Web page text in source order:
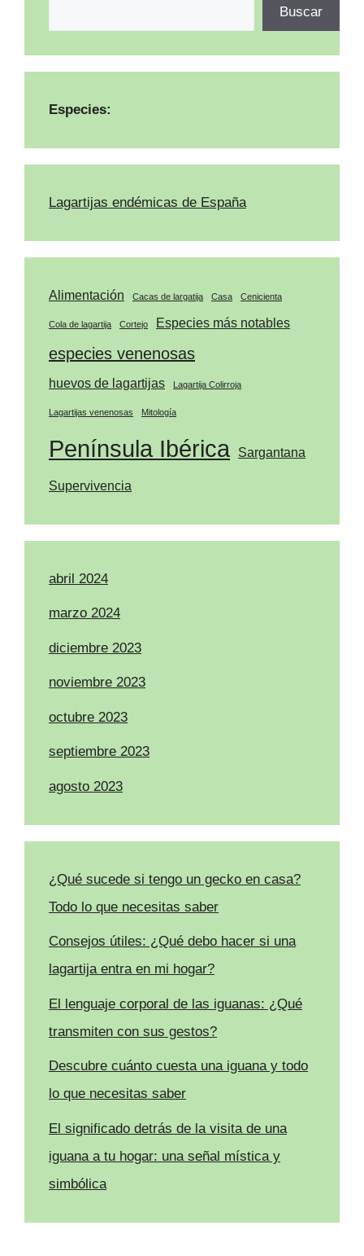
Buscar
Especies:
Lagartijas endémicas de España
Alimentación Cacas de largatija Casa Cenicienta
Cola de lagartija Cortejo Especies más notables
especies venenosas
huevos de lagartijas Lagartija Colirroja
Lagartijas venenosas Mitología
Península Ibérica Sargantana
Supervivencia
abril 2024
marzo 2024
diciembre 2023
noviembre 2023
octubre 2023
septiembre 2023
agosto 2023
¿Qué sucede si tengo un gecko en casa?
Todo lo que necesitas saber
Consejos útiles: ¿Qué debo hacer si una
lagartija entra en mi hogar?
El lenguaje corporal de las iguanas: ¿Qué
transmiten con sus gestos?
Descubre cuánto cuesta una iguana y todo
lo que necesitas saber
El significado detrás de la visita de una
iguana a tu hogar: una señal mística y
simbólica